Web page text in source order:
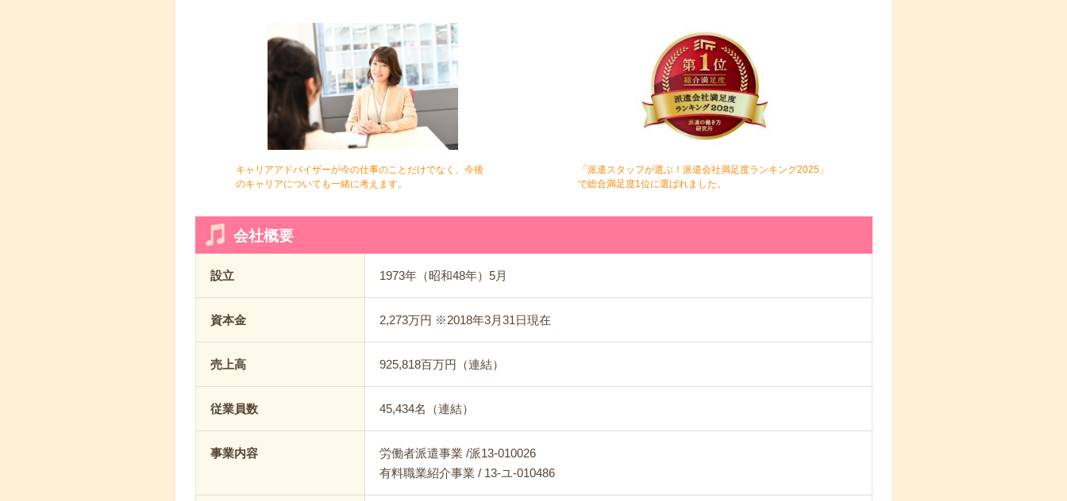
キャリアアドバイザーが今の仕事のことだけでなく、今後
のキャリアについても一緒に考えます。
「派遣スタッフが選ぶ！派遣会社満足度ランキング2025」
で総合満足度1位に選ばれました。
会社概要
設立 1973年（昭和48年）5月
資本金 2,273万円 ※2018年3月31日現在
売上高 925,818百万円（連結）
従業員数 45,434名（連結）
事業内容
労働者派遣事業 /派13-010026
有料職業紹介事業 / 13-ユ-010486